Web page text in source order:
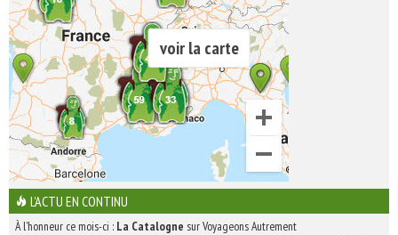
voir la carte
L'ACTU EN CONTINU
À l'honneur ce mois-ci : La Catalogne sur Voyageons Autrement